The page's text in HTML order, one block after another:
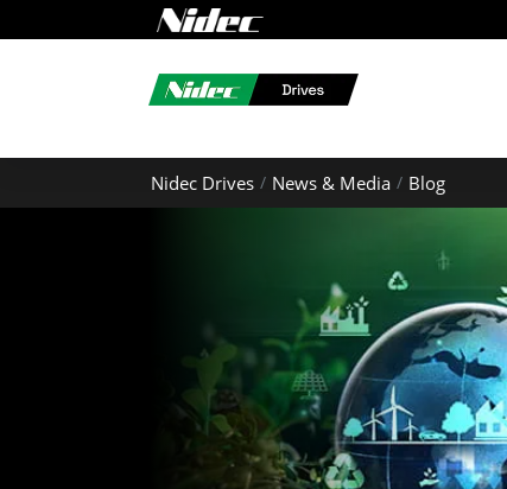
Nidec Drives News & Media Blog